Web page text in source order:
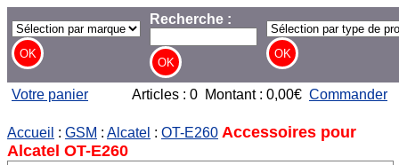
Recherche :
Votre panier Articles : 0 Montant : 0,00€ Commander
Accueil : GSM : Alcatel : OT-E260 Accessoires pour
Alcatel OT-E260